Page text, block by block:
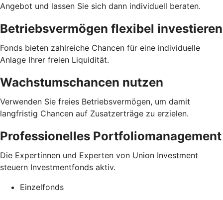
Angebot und lassen Sie sich dann individuell beraten.
Betriebsvermögen flexibel investieren
Fonds bieten zahlreiche Chancen für eine individuelle
Anlage Ihrer freien Liquidität.
Wachstumschancen nutzen
Verwenden Sie freies Betriebsvermögen, um damit
langfristig Chancen auf Zusatzerträge zu erzielen.
Professionelles Portfoliomanagement
Die Expertinnen und Experten von Union Investment
steuern Investmentfonds aktiv.
Einzelfonds